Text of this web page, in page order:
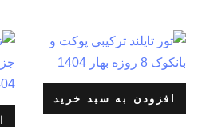
افزودن به سبد خرید